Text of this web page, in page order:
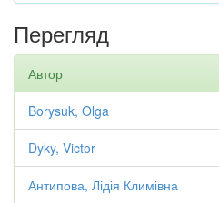
Перегляд
Автор
Borysuk, Olga
Dyky, Victor
Антипова, Лідія Климівна